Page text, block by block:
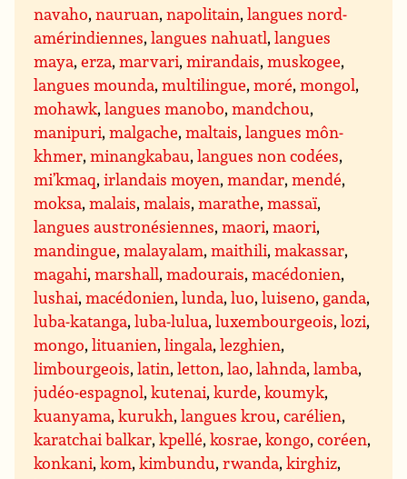
navaho,nauruan,napolitain,langues nord-
amérindiennes,langues nahuatl,langues
maya,erza,marvari,mirandais,muskogee,
langues mounda,multilingue,moré,mongol,
mohawk,langues manobo,mandchou,
manipuri,malgache,maltais,langues môn-
khmer,minangkabau,langues non codées,
mi’kmaq,irlandais moyen,mandar,mendé,
moksa,malais,malais,marathe,massaï,
langues austronésiennes,maori,maori,
mandingue,malayalam,maithili,makassar,
magahi,marshall,madourais,macédonien,
lushai,macédonien,lunda,luo,luiseno, ganda,
luba-katanga,luba-lulua,luxembourgeois,lozi,
mongo,lituanien,lingala,lezghien,
limbourgeois,latin,letton,lao,lahnda,lamba,
judéo-espagnol,kutenai,kurde,koumyk,
kuanyama,kurukh,langues krou,carélien,
karatchai balkar,kpellé,kosrae,kongo,coréen,
konkani,kom,kimbundu,rwanda,kirghiz,